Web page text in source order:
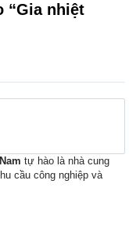
“Gia nhiệt
tự hào là nhà cung
cầu công nghiệp và